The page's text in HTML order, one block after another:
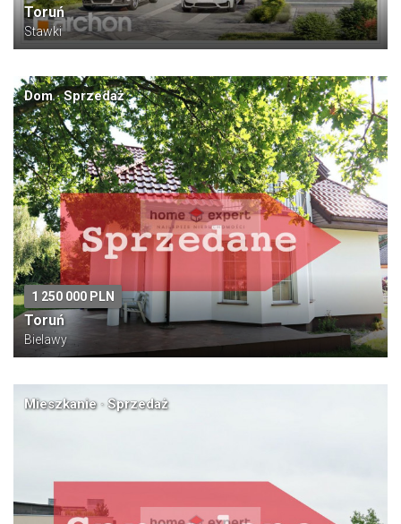
Toruń
Stawki
Dom · Sprzedaż
1 250 000 PLN
Toruń
Bielawy
Mieszkanie · Sprzedaż